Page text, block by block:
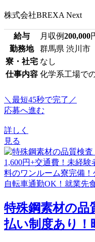
株式会社BREXA Next
給与 月収例200,000
勤務地
群馬県 渋川市
寮・社宅 なし
仕事内容 化学系工場で
＼最短45秒で完了／
応募へ進む
詳しく
見る
特殊鋼素材の品
払い制度あり！